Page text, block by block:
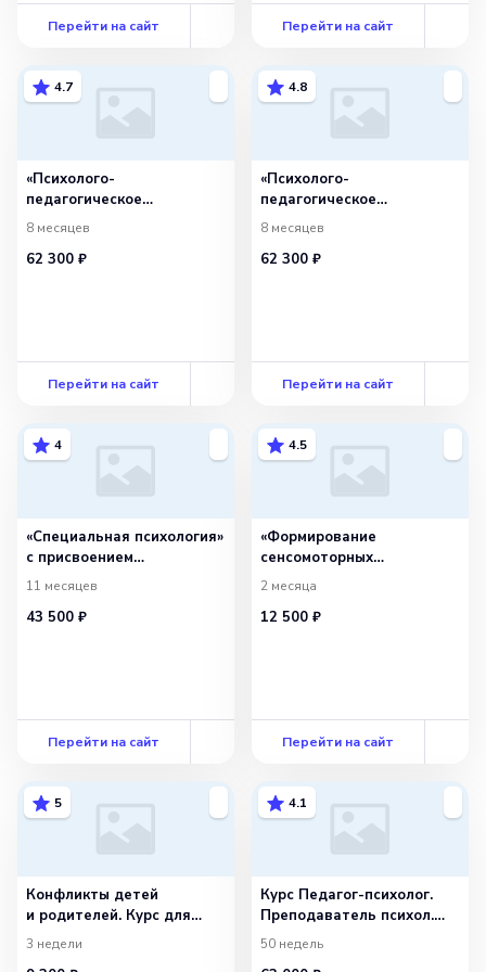
психолог»
Перейти на сайт Перейти на сайт
4.7
«Психолого-
педагогическое
сопровождение
образовательного
процесса в дошкольном
в детском возрасте»
8 месяцев
62 300 ₽
Перейти на сайт
4.8
«Психолого-
педагогическое
сопровождение
образовательного
процесса.
квалификации
«Специалист
в детском возрасте»
8 месяцев
62 300 ₽
Перейти на сайт
4
«Специальная психология»
с присвоением
квалификации
«Специальный психолог»
11 месяцев
43 500 ₽
Перейти на сайт
4.5
«Формирование
сенсомоторных
способностей у детей»
2 месяца
12 500 ₽
Перейти на сайт
5
Конфликты детей
и родителей. Курс для
психологов
3 недели
4.1
Курс Педагог-психолог.
Преподаватель психол.
дисциплин
50 недель